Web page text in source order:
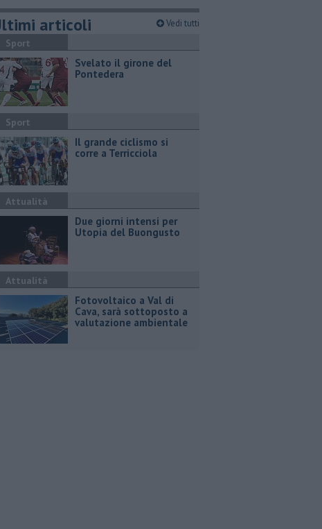
articoli Vedi tutti
Sport
Svelato il girone del
Pontedera
Sport
Il grande ciclismo si
corre a Terricciola
Attualità
Due giorni intensi per
Utopia del Buongusto
Attualità
Fotovoltaico a Val di
Cava, sarà sottoposto a
valutazione ambientale